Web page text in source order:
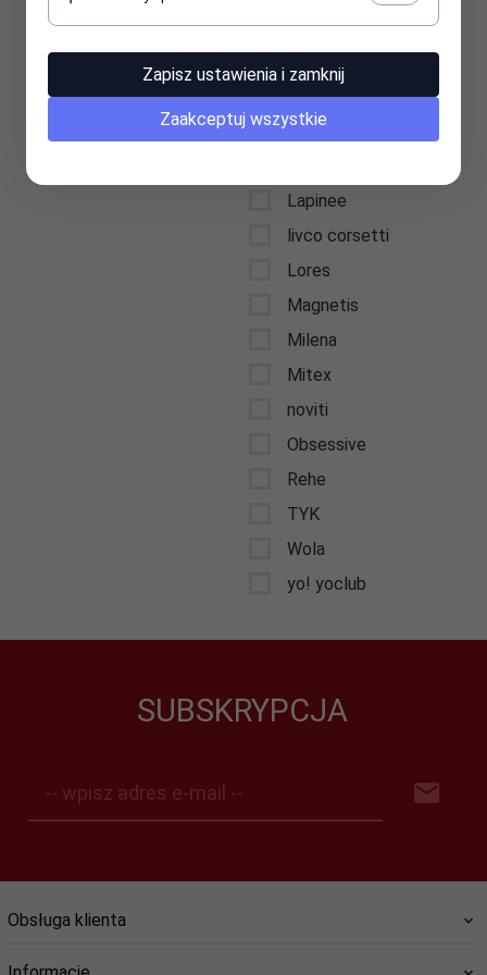
Julimex
Knittex
Kota
Lapinee
livco corsetti
Lores
Magnetis
Milena
Mitex
noviti
Obsessive
Rehe
TYK
Wola
yo! yoclub
SUBSKRYPCJA
-- wpisz adres e-mail --
Obsługa klienta
Zapisz ustawienia i zamknij
Zaakceptuj wszystkie